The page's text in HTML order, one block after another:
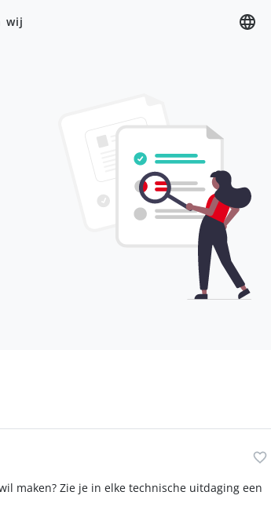
wij
maken? Zie je in elke technische uitdaging een